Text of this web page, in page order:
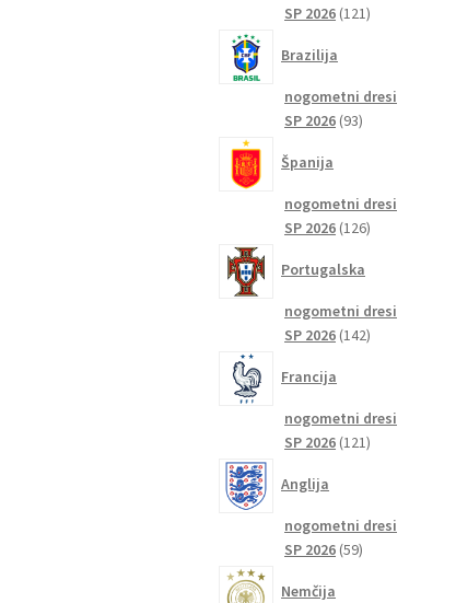
SP 2026 121121
Brazilija
nogometni dresi
SP 2026 9393
Španija
nogometni dresi
SP 2026 126126
Portugalska
nogometni dresi
SP 2026 142142
Francija
nogometni dresi
SP 2026 121121
Anglija
nogometni dresi
SP 2026 5959
Nemčija